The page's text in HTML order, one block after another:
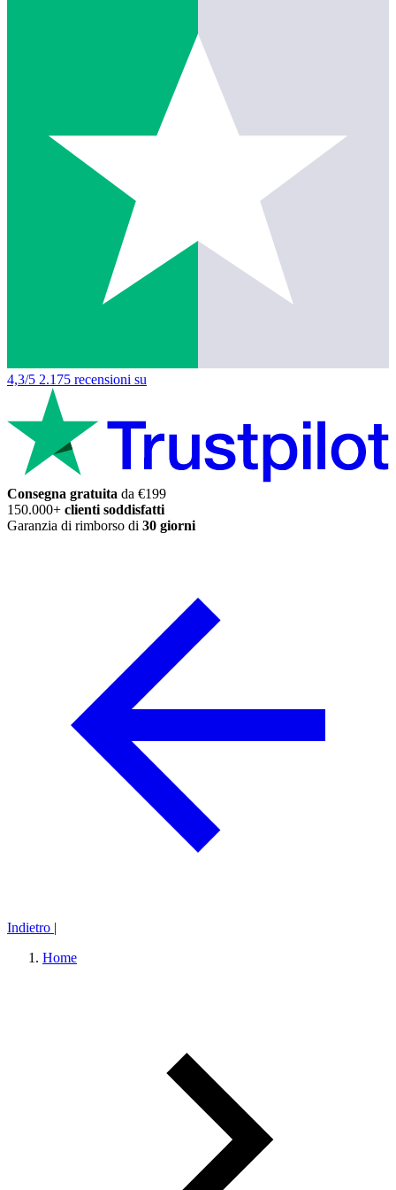
4,3/5 2.175 recensioni su
Consegna gratuita da €199
150.000+ clienti soddisfatti
Garanzia di rimborso di 30 giorni
Indietro |
Home